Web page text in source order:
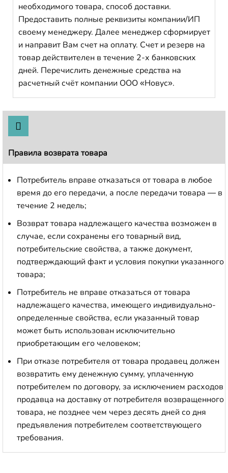
необходимого товара, способ доставки.
Предоставить полные реквизиты компании/ИП
своему менеджеру. Далее менеджер сформирует
и направит Вам счет на оплату. Счет и резерв на
товар действителен в течение 2-х банковских
дней. Перечислить денежные средства на
расчетный счёт компании ООО «Новус».
Правила возврата товара
Потребитель вправе отказаться от товара в любое
время до его передачи, а после передачи товара — в
течение 2 недель;
Возврат товара надлежащего качества возможен в
случае, если сохранены его товарный вид,
потребительские свойства, а также документ,
подтверждающий факт и условия покупки указанного
товара;
Потребитель не вправе отказаться от товара
надлежащего качества, имеющего индивидуально-
определенные свойства, если указанный товар
может быть использован исключительно
приобретающим его человеком;
При отказе потребителя от товара продавец должен
возвратить ему денежную сумму, уплаченную
потребителем по договору, за исключением расходов
продавца на доставку от потребителя возвращенного
товара, не позднее чем через десять дней со дня
предъявления потребителем соответствующего
требования.